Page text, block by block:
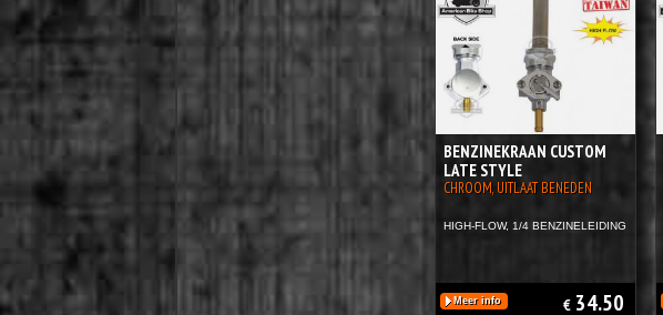
BENZINEKRAAN CUSTOM
LATE STYLE
CHROOM, UITLAAT BENEDEN
HIGH-FLOW, 1/4 BENZINELEIDING
Meer info € 34.50